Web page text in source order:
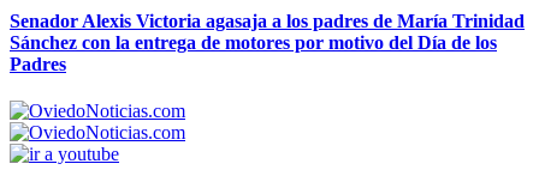
Senador Alexis Victoria agasaja a los padres de María Trinidad
Sánchez con la entrega de motores por motivo del Día de los
Padres